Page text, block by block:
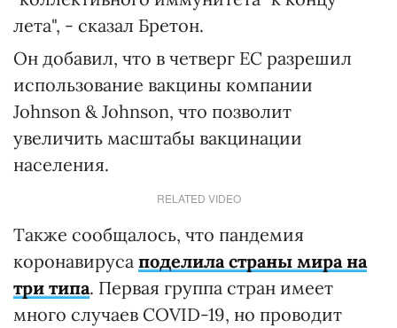
лета", - сказал Бретон.
Он добавил, что в четверг ЕС разрешил
использование вакцины компании
Johnson & Johnson, что позволит
увеличить масштабы вакцинации
населения.
RELATED VIDEO
Также сообщалось, что пандемия
коронавируса поделила страны мира на
три типа. Первая группа стран имеет
много случаев COVID-19, но проводит